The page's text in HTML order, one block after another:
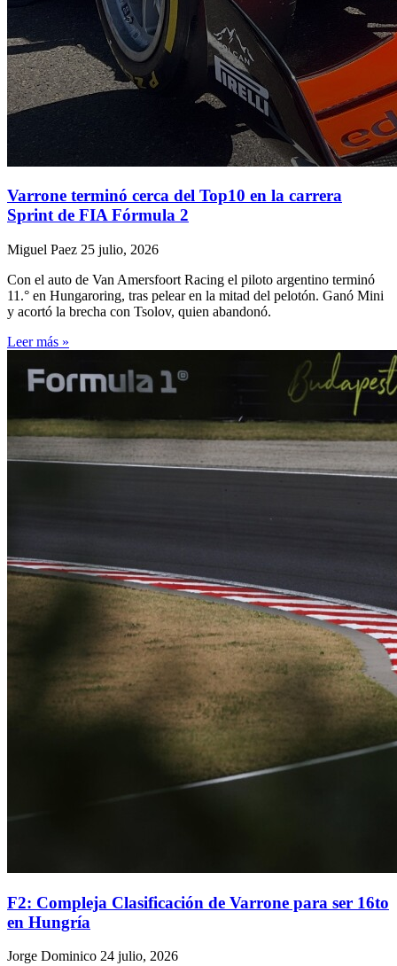
Varrone terminó cerca del Top10 en la carrera
Sprint de FIA Fórmula 2
Miguel Paez 25 julio, 2026
Con el auto de Van Amersfoort Racing el piloto argentino terminó
11.° en Hungaroring, tras pelear en la mitad del pelotón. Ganó Mini
y acortó la brecha con Tsolov, quien abandonó.
Leer más »
F2: Compleja Clasificación de Varrone para ser 16to
en Hungría
Jorge Dominico 24 julio, 2026